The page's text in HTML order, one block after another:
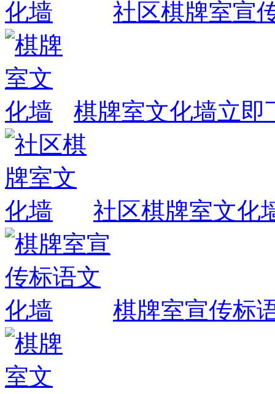
社区棋牌室宣
棋牌室文化墙立即
社区棋牌室文化
棋牌室宣传标